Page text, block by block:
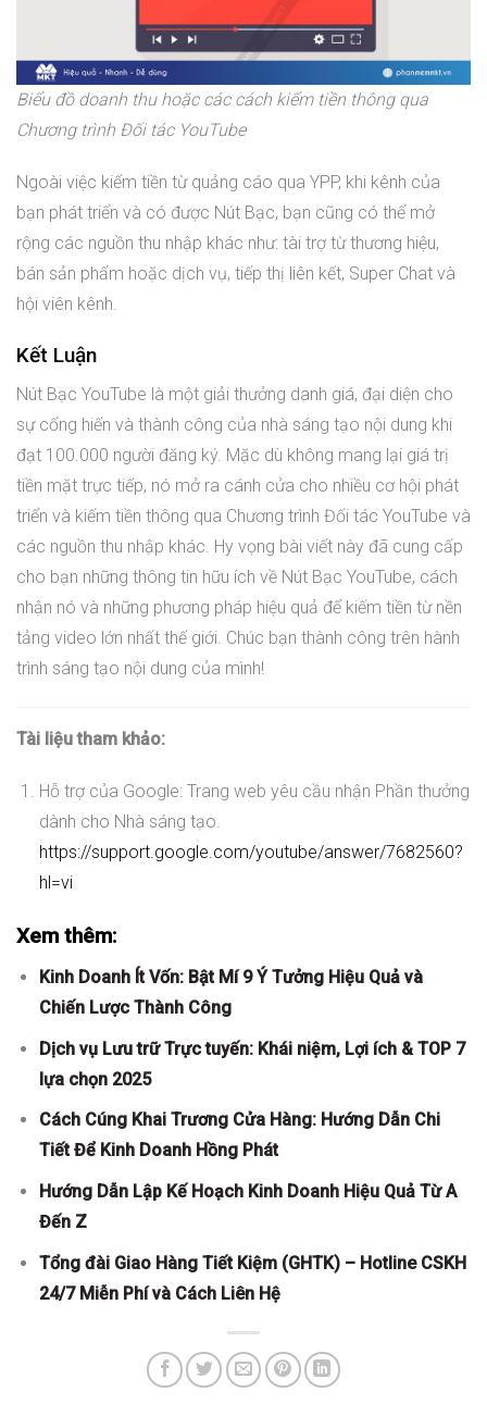
Biểu đồ doanh thu hoặc các cách kiếm tiền thông qua
Chương trình Đối tác YouTube
Ngoài việc kiếm tiền từ quảng cáo qua YPP, khi kênh của
bạn phát triển và có được Nút Bạc, bạn cũng có thể mở
rộng các nguồn thu nhập khác như: tài trợ từ thương hiệu,
bán sản phẩm hoặc dịch vụ, tiếp thị liên kết, Super Chat và
hội viên kênh.
Kết Luận
Nút Bạc YouTube là một giải thưởng danh giá, đại diện cho
sự cống hiến và thành công của nhà sáng tạo nội dung khi
đạt 100.000 người đăng ký. Mặc dù không mang lại giá trị
tiền mặt trực tiếp, nó mở ra cánh cửa cho nhiều cơ hội phát
triển và kiếm tiền thông qua Chương trình Đối tác YouTube và
các nguồn thu nhập khác. Hy vọng bài viết này đã cung cấp
cho bạn những thông tin hữu ích về Nút Bạc YouTube, cách
nhận nó và những phương pháp hiệu quả để kiếm tiền từ nền
tảng video lớn nhất thế giới. Chúc bạn thành công trên hành
trình sáng tạo nội dung của mình!
Tài liệu tham khảo:
Hỗ trợ của Google: Trang web yêu cầu nhận Phần thưởng
dành cho Nhà sáng tạo.
https://support.google.com/youtube/answer/7682560?
hl=vi
Xem thêm:
Kinh Doanh Ít Vốn: Bật Mí 9 Ý Tưởng Hiệu Quả và
Chiến Lược Thành Công
Dịch vụ Lưu trữ Trực tuyến: Khái niệm, Lợi ích & TOP 7
lựa chọn 2025
Cách Cúng Khai Trương Cửa Hàng: Hướng Dẫn Chi
Tiết Để Kinh Doanh Hồng Phát
Hướng Dẫn Lập Kế Hoạch Kinh Doanh Hiệu Quả Từ A
Đến Z
Tổng đài Giao Hàng Tiết Kiệm (GHTK) – Hotline CSKH
24/7 Miễn Phí và Cách Liên Hệ